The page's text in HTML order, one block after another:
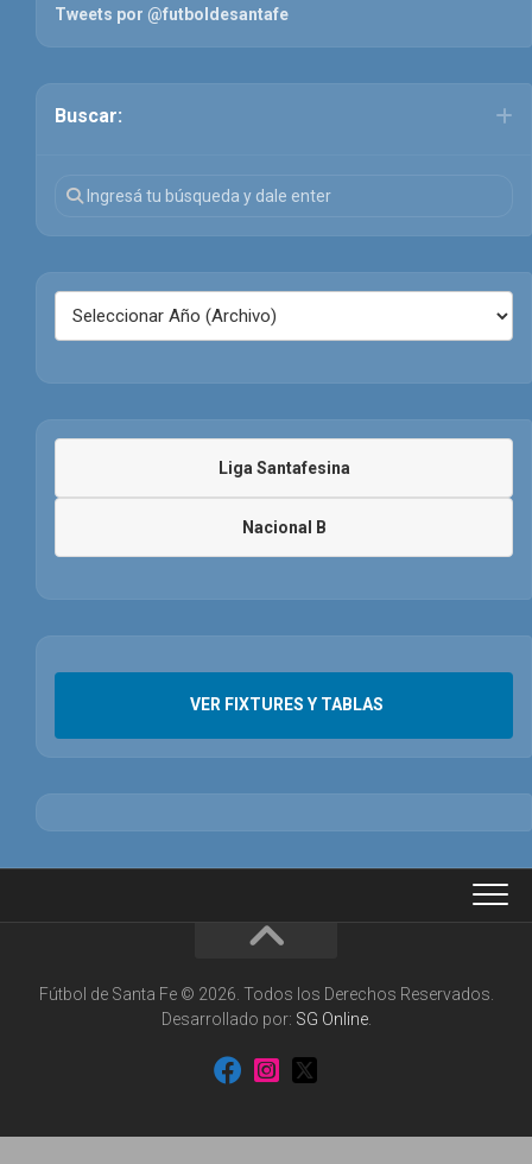
Tweets por @futboldesantafe
Buscar:
Liga Santafesina
Nacional B
VER FIXTURES Y TABLAS
Fútbol de Santa Fe © 2026. Todos los Derechos Reservados.
Desarrollado por: SG Online.